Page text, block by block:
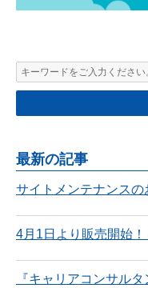
最新の記事
サイトメンテナンスの
4月1日より販売開始
『キャリアコンサル